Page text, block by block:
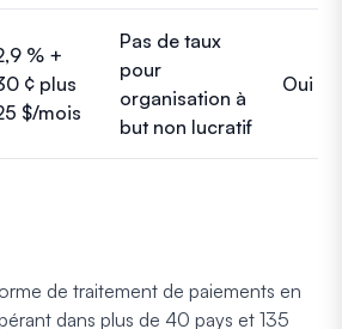
% +
¢ plus
$/mois
Pas de taux
pour
organisation à
but non lucratif
Oui
de traitement de paiements en
dans plus de 40 pays et 135